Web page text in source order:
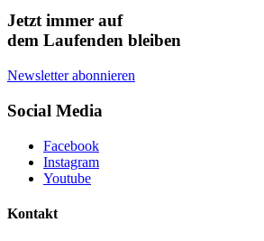
Jetzt immer auf
dem Laufenden bleiben
Newsletter abonnieren
Social Media
Facebook
Instagram
Youtube
Kontakt